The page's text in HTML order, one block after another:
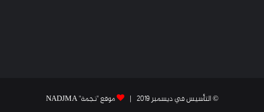
© التأسيس في ديسمبر 2019 |
موقع "نجمة" NADJMA